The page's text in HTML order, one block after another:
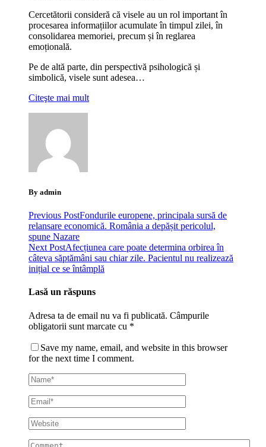
Cercetătorii consideră că visele au un rol important în
procesarea informațiilor acumulate în timpul zilei, în
consolidarea memoriei, precum și în reglarea
emoțională.
Pe de altă parte, din perspectivă psihologică și
simbolică, visele sunt adesea…
Citeşte mai mult
By admin
Previous PostFondurile europene, principala sursă de
relansare economică. România a depășit pericolul,
spune Nazare
Next PostAfecțiunea care poate determina orbirea în
câteva săptămâni sau chiar zile. Pacientul nu realizează
inițial ce se întâmplă
Lasă un răspuns
Adresa ta de email nu va fi publicată. Câmpurile
obligatorii sunt marcate cu *
Save my name, email, and website in this browser
for the next time I comment.